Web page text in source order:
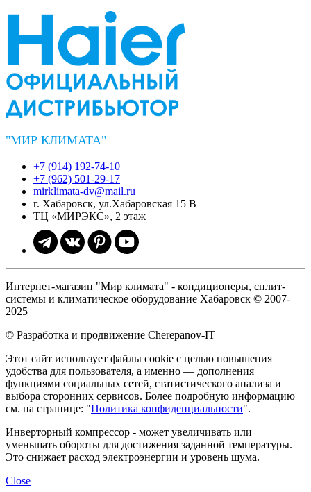
"МИР КЛИМАТА"
+7 (914) 192-74-10
+7 (962) 501-29-17
mirklimata-dv@mail.ru
г. Хабаровск, ул.Хабаровская 15 В
ТЦ «МИРЭКС», 2 этаж
Интернет-магазин "Мир климата" - кондиционеры, сплит-
системы и климатическое оборудование Хабаровск © 2007-
2025
© Разработка и продвижение Cherepanov-IT
Этот сайт использует файлы cookie с целью повышения
удобства для пользователя, а именно — дополнения
функциями социальных сетей, статистического анализа и
выбора сторонних сервисов. Более подробную информацию
см. на странице: "Политика конфиденциальности".
Инверторный компрессор - может увеличивать или
уменьшать обороты для достижения заданной температуры.
Это снижает расход электроэнергии и уровень шума.
Close